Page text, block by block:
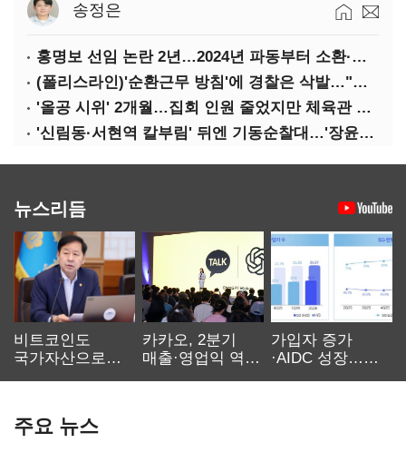
송정은
홍명보 선임 논란 2년…2024년 파동부터 소환·압색까지
(폴리스라인)'순환근무 방침'에 경찰은 삭발…"베테랑·수사력 보강 먼저"
'올공 시위' 2개월…집회 인원 줄었지만 체육관 봉쇄 계속
'신림동·서현역 칼부림' 뒤엔 기동순찰대…'장윤기 은폐·조작' 후엔 내부비리수사대
뉴스리듬
비트코인도
국가자산으로…'
카카오, 2분기
매출·영업익 역대
가입자 증가
·AIDC 성장…
주요 뉴스